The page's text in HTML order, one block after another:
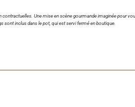
contractuelles. Une mise en scène gourmande imaginée pour
sont inclus dans le pot, qui est servi fermé en boutique.